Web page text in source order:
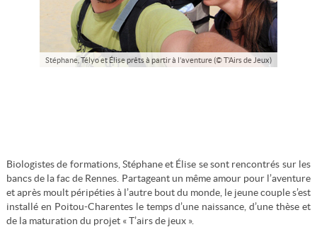
Stéphane, Télyo et Élise prêts à partir à l’aventure (© T’Airs de Jeux)
Biologistes de formations, Stéphane et Élise se sont rencontrés sur les
bancs de la fac de Rennes. Partageant un même amour pour l’aventure
et après moult péripéties à l’autre bout du monde, le jeune couple s’est
installé en Poitou-Charentes le temps d’une naissance, d’une thèse et
de la maturation du projet « T’airs de jeux ».